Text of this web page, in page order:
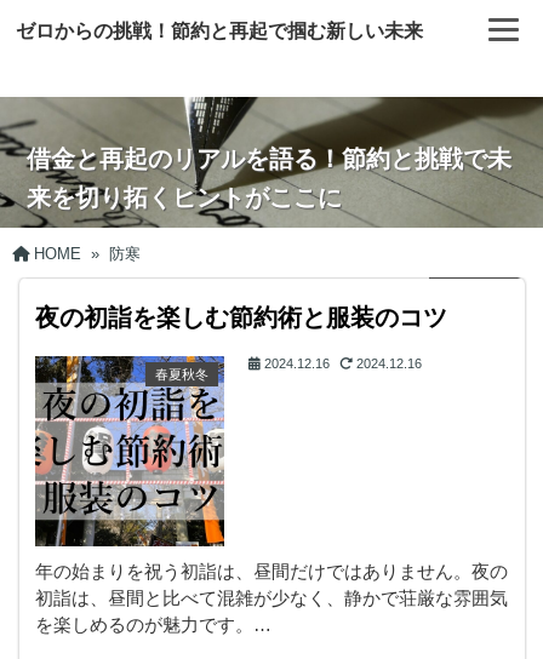
ゼロからの挑戦！節約と再起で掴む新しい未来
借金と再起のリアルを語る！節約と挑戦で未
来を切り拓くヒントがここに
HOME » 防寒
夜の初詣を楽しむ節約術と服装のコツ
春夏秋冬
2024.12.16 2024.12.16
年の始まりを祝う初詣は、昼間だけではありません。夜の
初詣は、昼間と比べて混雑が少なく、静かで荘厳な雰囲気
を楽しめるのが魅力です。…